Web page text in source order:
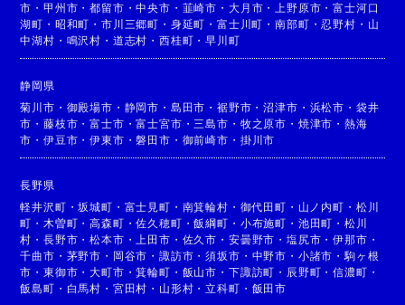
市 ・甲州市 ・都留市 ・中央市 ・ 韮崎市 ・ 大月市 ・ 上野原市 ・富士河口
湖町 ・ 昭和町 ・市川三郷町 ・ 身延町 ・富士川町 ・南部町 ・忍野村 ・ 山
中湖村 ・ 鳴沢村 ・ 道志村 ・西桂町 ・早川町
静岡県
菊川市 ・ 御殿場市 ・ 静岡市 ・ 島田市 ・裾野市 ・沼津市 ・ 浜松市 ・ 袋井
市 ・藤枝市 ・富士市 ・富士宮市 ・ 三島市 ・ 牧之原市 ・ 焼津市 ・ 熱海
市 ・伊豆市 ・伊東市 ・磐田市 ・ 御前崎市 ・ 掛川市
長野県
軽井沢町 ・坂城町 ・ 富士見町 ・ 南箕輪村 ・ 御代田町 ・ 山ノ内町 ・ 松川
町 ・ 木曽町 ・高森町 ・佐久穂町 ・飯綱町 ・ 小布施町 ・ 池田町 ・ 松川
村 ・長野市 ・松本市 ・ 上田市 ・ 佐久市 ・ 安曇野市 ・ 塩尻市 ・伊那市 ・
千曲市 ・ 茅野市 ・ 岡谷市 ・諏訪市 ・須坂市 ・ 中野市 ・ 小諸市 ・ 駒ヶ根
市 ・東御市 ・大町市 ・箕輪町 ・ 飯山市 ・ 下諏訪町 ・ 辰野町 ・信濃町 ・
飯島町 ・ 白馬村 ・ 宮田村 ・ 山形村 ・立科町 ・ 飯田市